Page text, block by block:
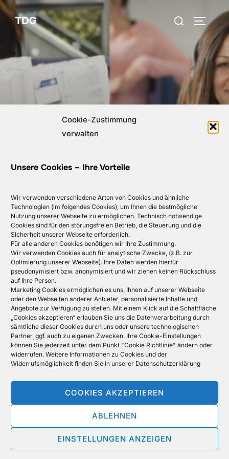
Cookie-Zustimmung
verwalten
Unsere Cookies – Ihre Vorteile
Wir verwenden verschiedene Arten von Cookies und ähnliche
Technologien (im folgendes Cookies), um Ihnen die bestmögliche
Nutzung unserer Webseite zu ermöglichen. Technisch notwendige
Cookies sind für den störungsfreien Betrieb, die Steuerung und die
Sicherheit unserer Webseite erforderlich.
Für alle anderen Cookies benötigen wir Ihre Zustimmung.
Wir verwenden Cookies auch für analytische Zwecke, (z.B. zur
Optimierung unserer Webseite). Ihre Daten werden hierfür
pseudonymisiert bzw. anonymisiert und wir ziehen keinen Rückschluss
auf Ihre Person.
Marketing Cookies ermöglichen es uns, Ihnen auf unserer Webseite
oder den Webseiten anderer Anbieter, personalisierte Inhalte und
Angebote zur Verfügung zu stellen. Mit einem Klick auf die Schaltfläche
„Cookies akzeptieren“ erlauben Sie uns die Datenverarbeitung durch
sämtliche dieser Cookies durch uns oder unsere technologischen
Partner, ggf. auch zu eigenen Zwecken. Ihre Cookie-Einstellungen
können Sie jederzeit unter dem Punkt "Cookie Richtlinie" ändern oder
widerrufen. Weitere Informationen zu Cookies und der
Widerrufsmöglichkeit finden Sie in unserer Datenschutzerklärung
COOKIES AKZEPTIEREN
ABLEHNEN
EINSTELLUNGEN ANZEIGEN
Zum
Inhalt
springen
TDG
Suchen
Wir lieben Menschen wie
Sie.
Wir leben Vielfalt. Bei uns
hat jeder die gleiche
Chance.
Werden Sie Teil unseres kommunikativen Teams.
Klicken und bewerben
Copyright © 2026 TDG - Exzellenter TeleSales-Job